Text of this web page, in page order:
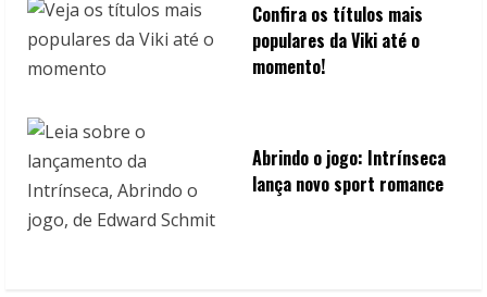
Confira os títulos mais
populares da Viki até o
momento!
Abrindo o jogo: Intrínseca
lança novo sport romance